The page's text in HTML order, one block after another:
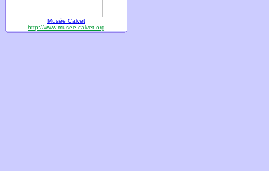
Musée Calvet
http://www.musee-calvet.org